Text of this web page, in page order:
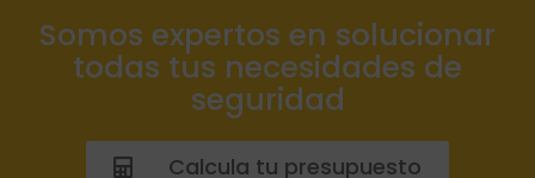
Somos expertos en solucionar
todas tus necesidades de
seguridad
Calcula tu presupuesto